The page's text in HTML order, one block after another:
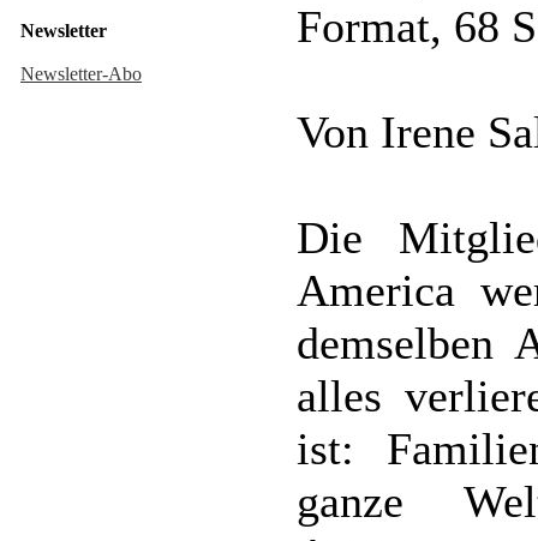
Newsletter
Newsletter-Abo
Format, 68
Von Irene
Die
America
demselben
alles
ist:
ganze